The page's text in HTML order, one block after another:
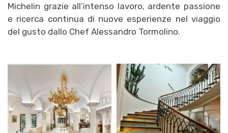
Michelin grazie all’intenso lavoro, ardente passione
e ricerca continua di nuove esperienze nel viaggio
del gusto dallo Chef Alessandro Tormolino.